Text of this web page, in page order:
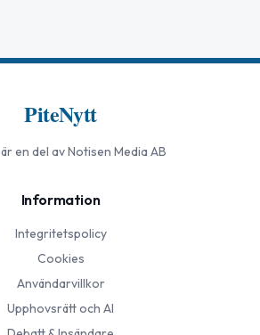
PiteNytt
är en del av Notisen Media AB
Information
Integritetspolicy
Cookies
Användarvillkor
Upphovsrätt och AI